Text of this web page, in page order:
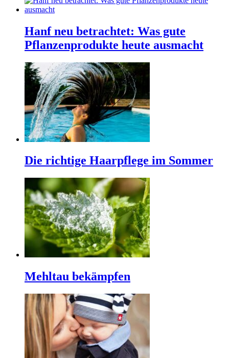
Hanf neu betrachtet: Was gute
Pflanzenprodukte heute ausmacht
Die richtige Haarpflege im Sommer
Mehltau bekämpfen